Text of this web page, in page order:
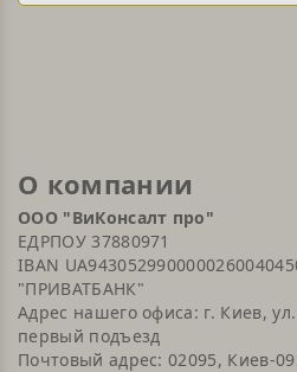
О компании
ООО "ВиКонсалт про"
ЕДРПОУ 37880971
IBAN
"ПРИВАТБАНК"
Адрес нашего офиса: г. Киев,
первый подъезд
Почтовый адрес: 02095, Киев-